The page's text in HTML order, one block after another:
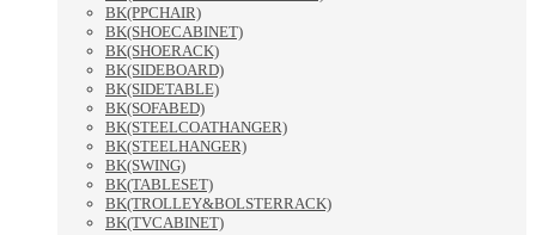
BK(PPCHAIR)
BK(SHOECABINET)
BK(SHOERACK)
BK(SIDEBOARD)
BK(SIDETABLE)
BK(SOFABED)
BK(STEELCOATHANGER)
BK(STEELHANGER)
BK(SWING)
BK(TABLESET)
BK(TROLLEY&BOLSTERRACK)
BK(TVCABINET)